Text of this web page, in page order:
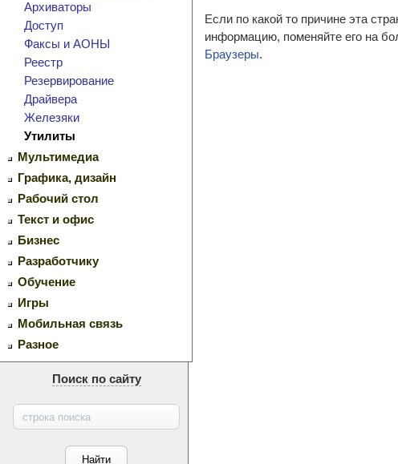
Архиваторы
Доступ
Факсы и АОНЫ
Реестр
Резервирование
Драйвера
Железяки
Утилиты
Мультимедиа
Графика, дизайн
Рабочий стол
Текст и офис
Бизнес
Разработчику
Обучение
Игры
Мобильная связь
Разное
Поиск по сайту
Если по какой то причине эта
информацию, поменяйте его на
Браузеры.